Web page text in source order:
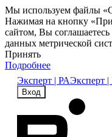
Мы используем файлы
Нажимая на кнопку
сайтом, Вы
данных метрической
Принять
Подробнее
Эксперт | РАЭксперт |
Вход